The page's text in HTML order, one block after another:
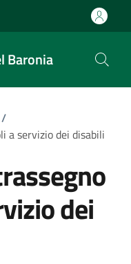
Baronia
/
a servizio dei disabili
dei